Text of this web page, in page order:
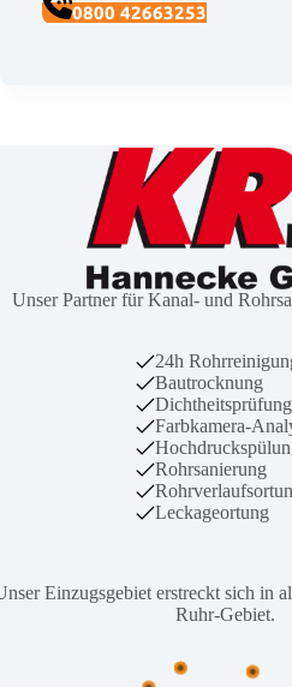
0800 42663253
Unser Partner für Kanal- und
24h
Bautrocknung
Dichtheitsprüfung
Farbkamera-
Rohrsanierung
Leckageortung
Einzugsgebiet erstreckt sich in
Ruhr-Gebiet.